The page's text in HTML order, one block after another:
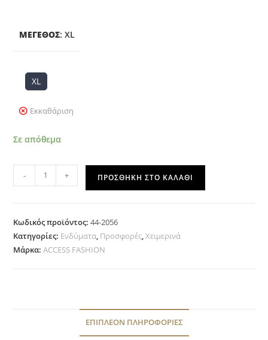
ΜΈΓΕΘΟΣ: XL
XL
Εκκαθάριση
Σε απόθεμα
- + ΠΡΟΣΘΉΚΗ ΣΤΟ ΚΑΛΆΘΙ
Κωδικός προϊόντος:44-2056
Κατηγορίες: Ενδύματα, Προσφορές,Χειμερινά
Μάρκα:ACCESS FASHION
ΕΠΙΠΛΈΟΝ ΠΛΗΡΟΦΟΡΊΕΣ